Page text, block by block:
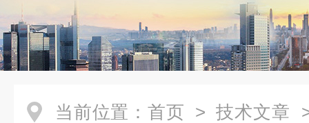
当前位置： 首页 > 技术文章